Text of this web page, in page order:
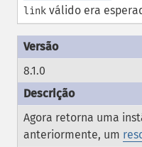
link válido era
8.1.0
Agora retorna uma
anteriormente, um